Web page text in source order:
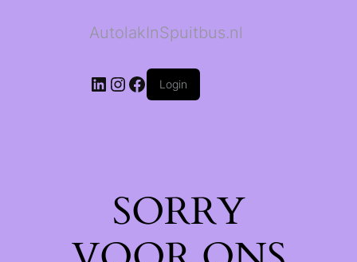
AutolakInSpuitbus.nl
LinkedIn
Instagram
Facebook
Login
SORRY